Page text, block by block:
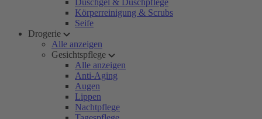
Duschgel & Duschpflege
Körperreinigung & Scrubs
Seife
Drogerie
Alle anzeigen
Gesichtspflege
Alle anzeigen
Anti-Aging
Augen
Lippen
Nachtpflege